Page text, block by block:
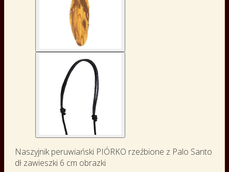
Naszyjnik peruwiański PIÓRKO rzeźbione z Palo Santo
dł zawieszki 6 cm obrazki